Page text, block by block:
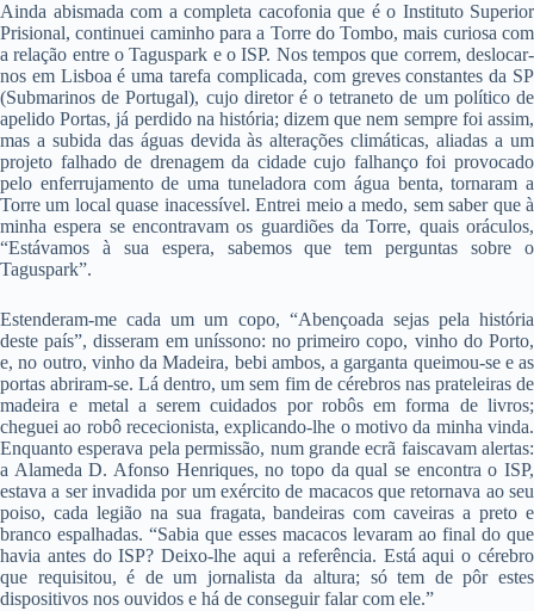
Ainda abismada com a completa cacofonia que é o Instituto Superior
Prisional, continuei caminho para a Torre do Tombo, mais curiosa com
a relação entre o Taguspark e o ISP. Nos tempos que correm, deslocar-
nos em Lisboa é uma tarefa complicada, com greves constantes da SP
(Submarinos de Portugal), cujo diretor é o tetraneto de um político de
apelido Portas, já perdido na história; dizem que nem sempre foi assim,
mas a subida das águas devida às alterações climáticas, aliadas a um
projeto falhado de drenagem da cidade cujo falhanço foi provocado
pelo enferrujamento de uma tuneladora com água benta, tornaram a
Torre um local quase inacessível. Entrei meio a medo, sem saber que à
minha espera se encontravam os guardiões da Torre, quais oráculos,
“Estávamos à sua espera, sabemos que tem perguntas sobre o
Taguspark”.
Estenderam-me cada um um copo, “Abençoada sejas pela história
deste país”, disseram em uníssono: no primeiro copo, vinho do Porto,
e, no outro, vinho da Madeira, bebi ambos, a garganta queimou-se e as
portas abriram-se. Lá dentro, um sem fim de cérebros nas prateleiras de
madeira e metal a serem cuidados por robôs em forma de livros;
cheguei ao robô rececionista, explicando-lhe o motivo da minha vinda.
Enquanto esperava pela permissão, num grande ecrã faiscavam alertas:
a Alameda D. Afonso Henriques, no topo da qual se encontra o ISP,
estava a ser invadida por um exército de macacos que retornava ao seu
poiso, cada legião na sua fragata, bandeiras com caveiras a preto e
branco espalhadas. “Sabia que esses macacos levaram ao final do que
havia antes do ISP? Deixo-lhe aqui a referência. Está aqui o cérebro
que requisitou, é de um jornalista da altura; só tem de pôr estes
dispositivos nos ouvidos e há de conseguir falar com ele.”